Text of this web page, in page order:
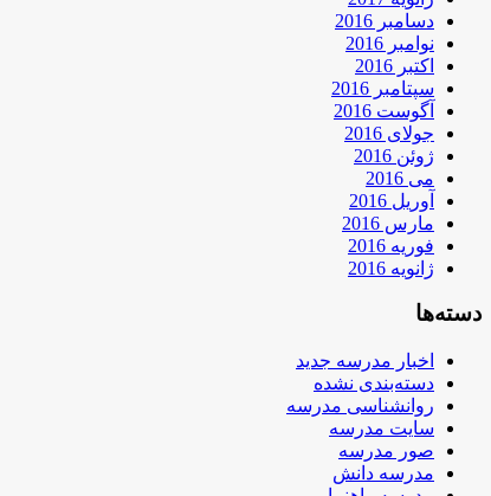
دسامبر 2016
نوامبر 2016
اکتبر 2016
سپتامبر 2016
آگوست 2016
جولای 2016
ژوئن 2016
می 2016
آوریل 2016
مارس 2016
فوریه 2016
ژانویه 2016
دسته‌ها
اخبار مدرسه جدید
دسته‌بندی نشده
روانشناسی مدرسه
سایت مدرسه
صور مدرسه
مدرسه دانش